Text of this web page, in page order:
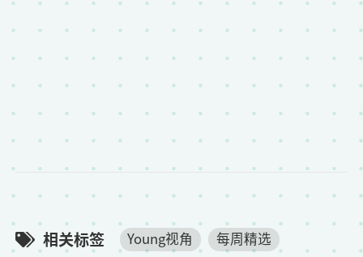
相关标签 Young视角 每周精选